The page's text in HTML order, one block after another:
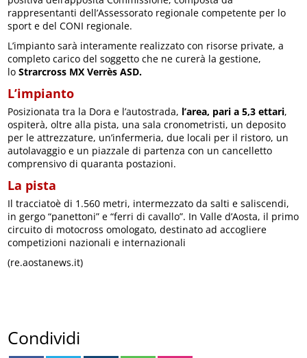
rappresentanti dell’Assessorato regionale competente per lo
sport e del CONI regionale.
L’impianto sarà interamente realizzato con risorse private, a
completo carico del soggetto che ne curerà la gestione,
loStrarcross MX Verrès ASD.
L’impianto
Posizionata tra la Dora e l’autostrada, l’area, pari a 5,3 ettari,
ospiterà, oltre alla pista, una sala cronometristi, un deposito
per le attrezzature, un’infermeria, due locali per il ristoro, un
autolavaggio e un piazzale di partenza con un cancelletto
comprensivo di quaranta postazioni.
La pista
Il tracciatoè di 1.560 metri, intermezzato da salti e saliscendi,
in gergo “panettoni” e “ferri di cavallo”. In Valle d’Aosta, il primo
circuito di motocross omologato, destinato ad accogliere
competizioni nazionali e internazionali
(re.aostanews.it)
Condividi